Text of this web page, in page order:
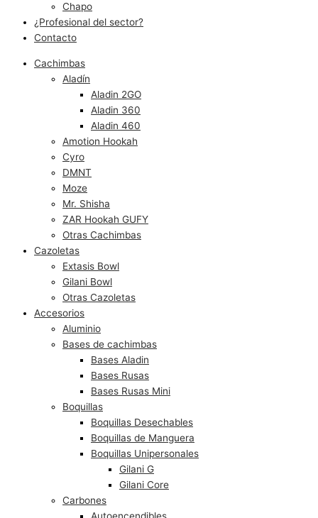
Chapo
¿Profesional del sector?
Contacto
Cachimbas
Aladín
Aladin 2GO
Aladin 360
Aladin 460
Amotion Hookah
Cyro
DMNT
Moze
Mr. Shisha
ZAR Hookah GUFY
Otras Cachimbas
Cazoletas
Extasis Bowl
Gilani Bowl
Otras Cazoletas
Accesorios
Aluminio
Bases de cachimbas
Bases Aladin
Bases Rusas
Bases Rusas Mini
Boquillas
Boquillas Desechables
Boquillas de Manguera
Boquillas Unipersonales
Gilani G
Gilani Core
Carbones
Autoencendibles